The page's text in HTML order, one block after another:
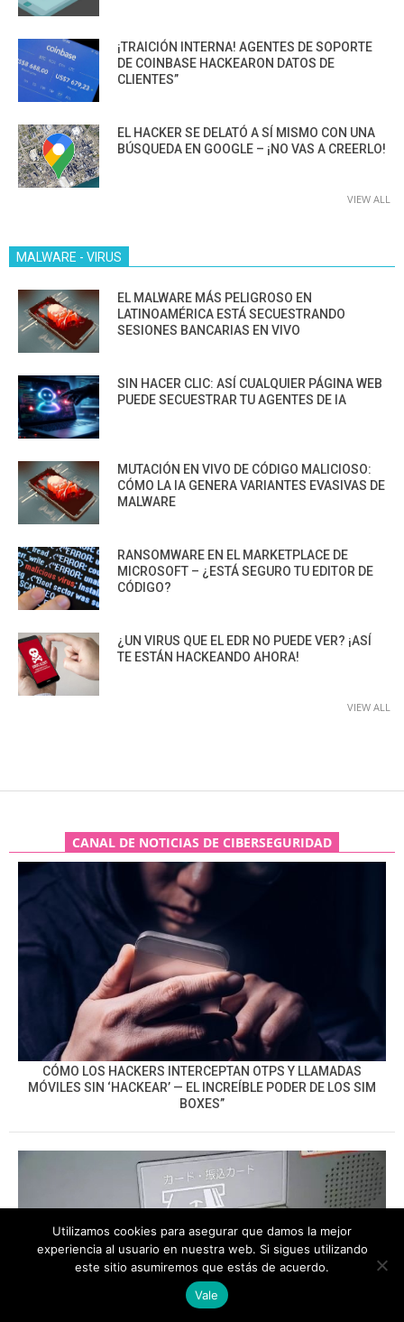
¡TRAICIÓN INTERNA! AGENTES DE SOPORTE
DE COINBASE HACKEARON DATOS DE
CLIENTES”
EL HACKER SE DELATÓ A SÍ MISMO CON UNA
BÚSQUEDA EN GOOGLE – ¡NO VAS A CREERLO!
VIEW ALL
MALWARE - VIRUS
EL MALWARE MÁS PELIGROSO EN
LATINOAMÉRICA ESTÁ SECUESTRANDO
SESIONES BANCARIAS EN VIVO
SIN HACER CLIC: ASÍ CUALQUIER PÁGINA WEB
PUEDE SECUESTRAR TU AGENTES DE IA
MUTACIÓN EN VIVO DE CÓDIGO MALICIOSO:
CÓMO LA IA GENERA VARIANTES EVASIVAS DE
MALWARE
RANSOMWARE EN EL MARKETPLACE DE
MICROSOFT – ¿ESTÁ SEGURO TU EDITOR DE
CÓDIGO?
¿UN VIRUS QUE EL EDR NO PUEDE VER? ¡ASÍ
TE ESTÁN HACKEANDO AHORA!
VIEW ALL
CANAL DE NOTICIAS DE CIBERSEGURIDAD
CÓMO LOS HACKERS INTERCEPTAN OTPS Y LLAMADAS
MÓVILES SIN ‘HACKEAR’ — EL INCREÍBLE PODER DE LOS SIM
BOXES”
Utilizamos cookies para asegurar que damos la mejor
experiencia al usuario en nuestra web. Si sigues utilizando
este sitio asumiremos que estás de acuerdo.
Vale